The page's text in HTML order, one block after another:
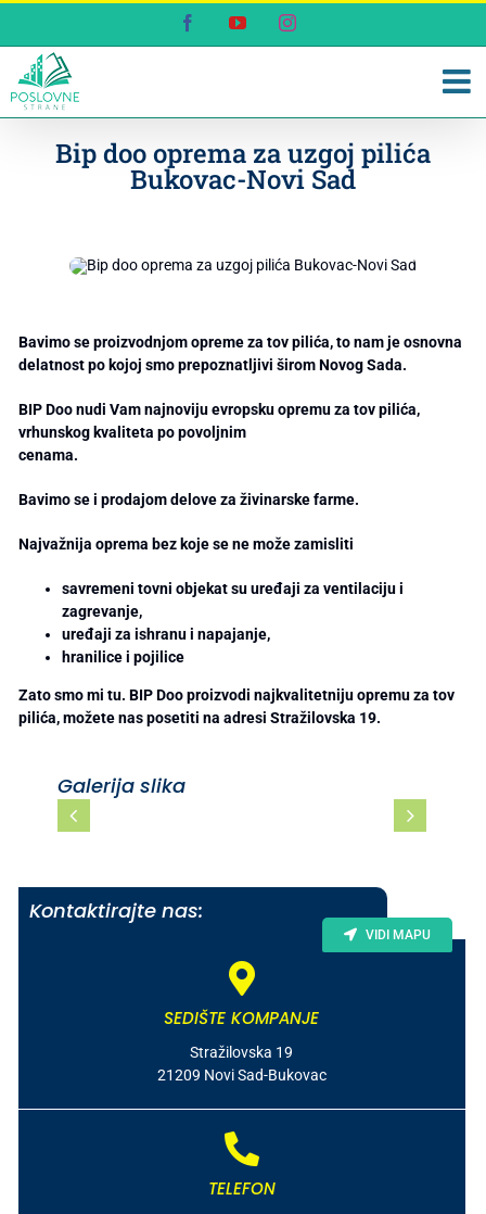
content
FacebookYouTubeInstagram
Bip doo oprema za uzgoj pilića
Bukovac-Novi Sad
Bavimo se proizvodnjom opreme za tov pilića, to nam je osnovna
delatnost po kojoj smo prepoznatljivi širom Novog Sada.
BIP Doo nudi Vam najnoviju evropsku opremu za tov pilića,
vrhunskog kvaliteta po povoljnim
cenama.
Bavimo se i prodajom delove za živinarske farme.
Najvažnija oprema bez koje se ne može zamisliti
savremeni tovni objekat su uređaji za ventilaciju i
zagrevanje,
uređaji za ishranu inapajanje,
hranilice i pojilice
Zato smo mi tu.BIP Doo proizvodi najkvalitetniju opremu za tov
pilića, možete nas posetiti na adresi Stražilovska 19.
Galerija slika
Kontaktirajte nas:
SEDIŠTE KOMPANJE
Stražilovska 19
21209 Novi Sad-Bukovac
VIDI MAPU
TELEFON